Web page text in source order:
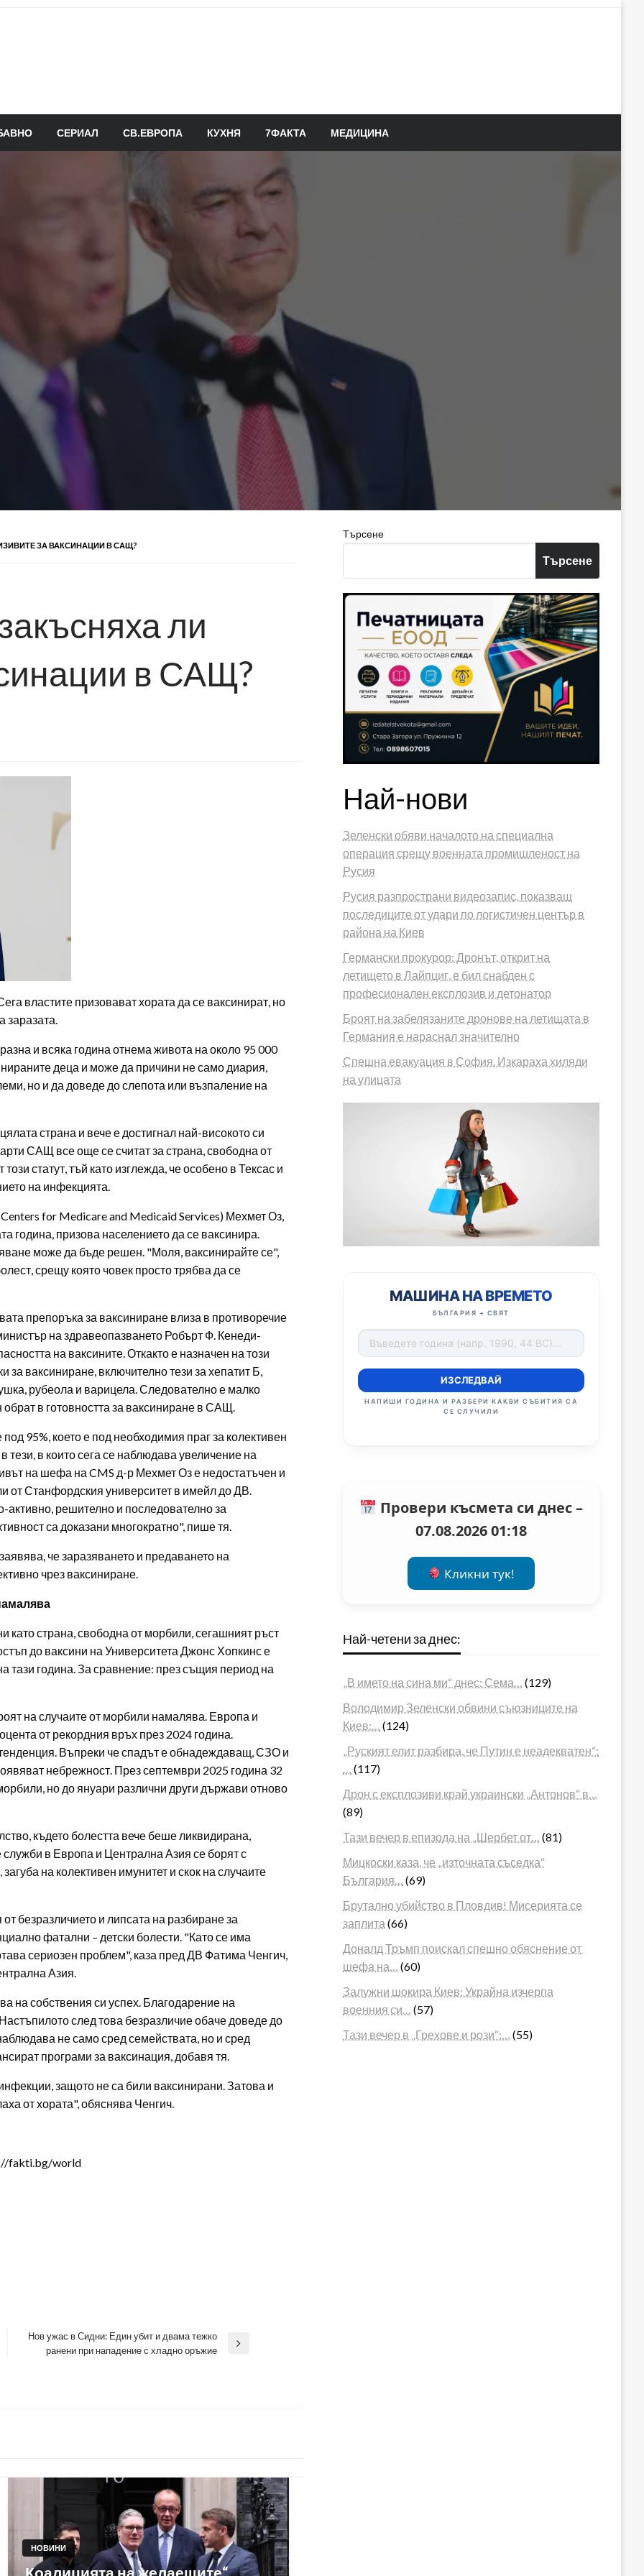
СЕРИАЛ СВ.ЕВРОПА КУХНЯ 7ФАКТА МЕДИЦИНА
ЗА ВАКСИНАЦИИ В САЩ?
ли
в САЩ?
властите призовават хората да се ваксинират, но
заразата.
и всяка година отнема живота на около 95 000
деца и може да причини не само диария,
но и да доведе до слепота или възпаление на
страна и вече е достигнал най-високото си
САЩ все още се считат за страна, свободна от
статут, тъй като изглежда, че особено в Тексас и
на инфекцията.
for Medicare and Medicaid Services) Мехмет Оз,
година, призова населението да се ваксинира.
може да бъде решен. "Моля, ваксинирайте се",
срещу която човек просто трябва да се
препоръка за ваксиниране влиза в противоречие
на здравеопазването Робърт Ф. Кенеди-
на ваксините. Откакто е назначен на този
ваксиниране, включително тези за хепатит Б,
рубеола и варицела. Следователно е малко
в готовността за ваксиниране в САЩ.
95%, което е под необходимия праг за колективен
тези, в които сега се наблюдава увеличение на
на шефа на CMS д-р Мехмет Оз е недостатъчен и
от Станфордския университет в имейл до ДВ.
активно, решително и последователно за
са доказани многократно", пише тя.
че заразяването и предаването на
чрез ваксиниране.
страна, свободна от морбили, сегашният ръст
до ваксини на Университета Джонс Хопкинс е
тази година. За сравнение: през същия период на
на случаите от морбили намалява. Европа и
от рекордния връх през 2024 година.
Въпреки че спадът е обнадеждаващ, СЗО и
небрежност. През септември 2025 година 32
но до януари различни други държави отново
където болестта вече беше ликвидирана,
в Европа и Централна Азия се борят с
на колективен имунитет и скок на случаите
безразличието и липсата на разбиране за
фатални – детски болести. "Като се има
сериозен проблем", каза пред ДВ Фатима Ченгич,
Азия.
на собствения си успех. Благодарение на
след това безразличие обаче доведе до
не само сред семействата, но и сред
програми за ваксинация, добавя тя.
защото не са били ваксинирани. Затова и
от хората", обяснява Ченгич.
fakti.bg/world
Нов ужас в Сидни: Един убит и двама тежко
ранени при нападение с хладно оръжие
НОВИНИ
„Коалицията на желаещите“
Търсене
Търсене
Най-нови
Зеленски обяви началото на специална
операция срещу военната промишленост на
Русия
Русия разпространи видеозапис, показващ
последиците от удари по логистичен център в
района на Киев
Германски прокурор: Дронът, открит на
летището в Лайпциг, е бил снабден с
професионален експлозив и детонатор
Броят на забелязаните дронове на летищата в
Германия е нараснал значително
Спешна евакуация в София. Изкараха хиляди
на улицата
МАШИНА НА ВРЕМЕТО
БЪЛГАРИЯ + СВЯТ
ИЗСЛЕДВАЙ
НАПИШИ ГОДИНА И РАЗБЕРИ КАКВИ СЪБИТИЯ СА
СЕ СЛУЧИЛИ
Провери късмета си днес –
07.08.2026 01:18
Кликни тук!
Най-четени за днес:
„В името на сина ми“ днес: Сема…
(129)
Володимир Зеленски обвини съюзниците на
Киев:…
(124)
„Руският елит разбира, че Путин е неадекватен“:
(117)
Дрон с експлозиви край украински „Антонов“ в…
(89)
Тази вечер в епизода на „Шербет от…
(81)
Мицкоски каза, че „източната съседка“
България…
(69)
Брутално убийство в Пловдив! Мисерията се
заплита (66)
Доналд Тръмп поискал спешно обяснение от
шефа на…
(60)
Залужни шокира Киев: Украйна изчерпа
военния си…
(57)
Тази вечер в „Грехове и рози“:…
(55)